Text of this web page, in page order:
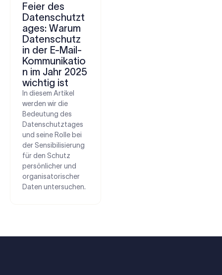
Feier des
Datenschutzt
ages: Warum
Datenschutz
in der E-Mail-
Kommunikatio
n im Jahr 2025
wichtig ist
In diesem Artikel
werden wir die
Bedeutung des
Datenschutztages
und seine Rolle bei
der Sensibilisierung
für den Schutz
persönlicher und
organisatorischer
Daten untersuchen.